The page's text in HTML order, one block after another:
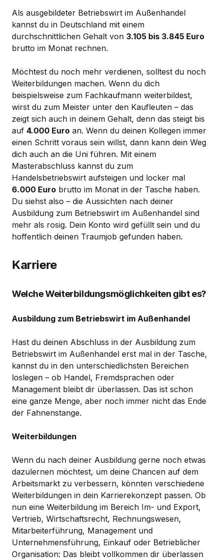
Als ausgebildeter Betriebswirt im Außenhandel
kannst du in Deutschland mit einem
durchschnittlichen Gehalt von 3.105 bis 3.845 Euro
brutto im Monat rechnen.
Möchtest du noch mehr verdienen, solltest du noch
Weiterbildungen machen. Wenn du dich
beispielsweise zum Fachkaufmann weiterbildest,
wirst du zum Meister unter den Kaufleuten – das
zeigt sich auch in deinem Gehalt, denn das steigt bis
auf 4.000 Euro an. Wenn du deinen Kollegen immer
einen Schritt voraus sein willst, dann kann dein Weg
dich auch an die Uni führen. Mit einem
Masterabschluss kannst du zum
Handelsbetriebswirt aufsteigen und locker mal
6.000 Euro brutto im Monat in der Tasche haben.
Du siehst also – die Aussichten nach deiner
Ausbildung zum Betriebswirt im Außenhandel sind
mehr als rosig. Dein Konto wird gefüllt sein und du
hoffentlich deinen Traumjob gefunden haben.
Karriere
Welche Weiterbildungsmöglichkeiten gibt es?
Ausbildung zum Betriebswirt im Außenhandel
Hast du deinen Abschluss in der Ausbildung zum
Betriebswirt im Außenhandel erst mal in der Tasche,
kannst du in den unterschiedlichsten Bereichen
loslegen – ob Handel, Fremdsprachen oder
Management bleibt dir überlassen. Das ist schon
eine ganze Menge, aber noch immer nicht das Ende
der Fahnenstange.
Weiterbildungen
Wenn du nach deiner Ausbildung gerne noch etwas
dazulernen möchtest, um deine Chancen auf dem
Arbeitsmarkt zu verbessern, könnten verschiedene
Weiterbildungen in dein Karrierekonzept passen. Ob
nun eine Weiterbildung im Bereich Im- und Export,
Vertrieb, Wirtschaftsrecht, Rechnungswesen,
Mitarbeiterführung, Management und
Unternehmensführung, Einkauf oder Betrieblicher
Organisation: Das bleibt vollkommen dir überlassen